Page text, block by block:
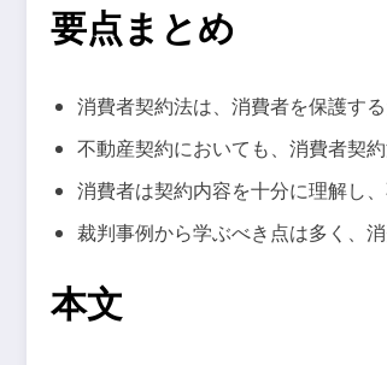
要点まとめ
消費者契約法は、消費者を保護す
不動産契約においても、消費者契
消費者は契約内容を十分に理解し
裁判事例から学ぶべき点は多く、
本文